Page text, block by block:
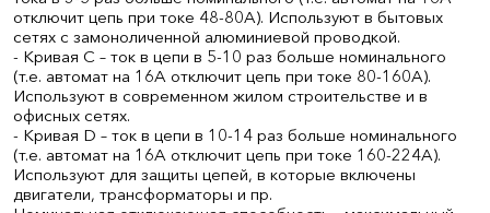
отключит цепь при токе 48-80А). Используют в бытовых
сетях с замоноличенной алюминиевой проводкой.
- Кривая С – ток в цепи в 5-10 раз больше номинального
(т.е. автомат на 16А отключит цепь при токе 80-160А).
Используют в современном жилом строительстве и в
офисных сетях.
- Кривая D – ток в цепи в 10-14 раз больше номинального
(т.е. автомат на 16А отключит цепь при токе 160-224А).
Используют для защиты цепей, в которые включены
двигатели, трансформаторы и пр.